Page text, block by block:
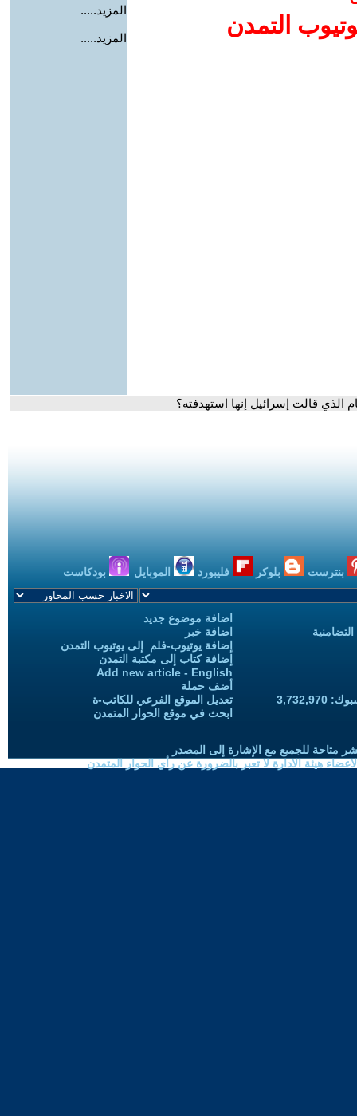
التمدن
المزيد.....
المزيد.....
الذي قالت إسرائيل إنها استهدفته؟
بنترست بلوكر فليبورد الموبايل بودكاست
اضافة موضوع جديد
اضافة خبر
إضافة يوتيوب-فلم إلى يوتيوب التمدن
إضافة كتاب إلى مكتبة التمدن
Add new article - English
أضف حملة
تعديل الموقع الفرعي للكاتب-ة
ابحث في موقع الحوار المتمدن
متاحة للجميع مع الإشارة إلى المصدر
هيئة الادارة لا تعبر بالضرورة عن رأي الحوار المتمدن